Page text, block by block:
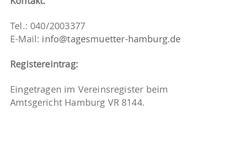
Tel.: 040/2003377
E-Mail: info@tagesmuetter-hamburg.de
Registereintrag:
Eingetragen im Vereinsregister beim
Amtsgericht Hamburg VR 8144.
KURSE
INFOTHEK